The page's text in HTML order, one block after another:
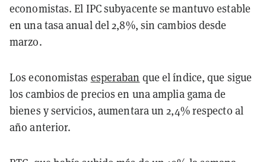
economistas. El IPC subyacente se mantuvo estable
en una tasa anual del 2,8%, sin cambios desde
marzo.
Los economistas esperaban que el índice, que sigue
los cambios de precios en una amplia gama de
bienes y servicios, aumentara un 2,4% respecto al
año anterior.